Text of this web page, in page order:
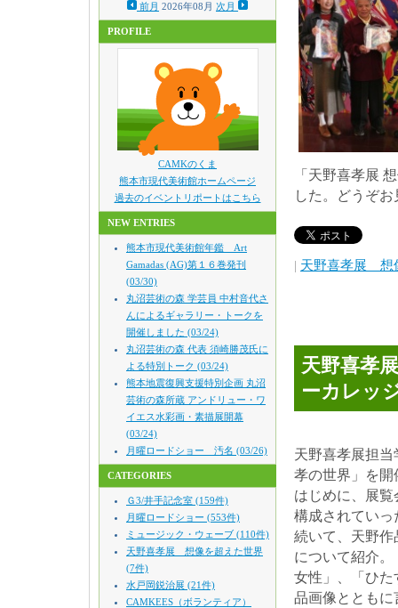
前月 2026年08月 次月
PROFILE
CAMKのくま
熊本市現代美術館ホームページ
過去のイベントリポートはこちら
NEW ENTRIES
熊本市現代美術館年鑑 Art
Gamadas (AG)第１６巻発刊
(03/30)
丸沼芸術の森 学芸員 中村音代さ
んによるギャラリー・トークを
開催しました (03/24)
丸沼芸術の森 代表 須崎勝茂氏に
よる特別トーク (03/24)
熊本地震復興支援特別企画 丸沼
芸術の森所蔵 アンドリュー・ワ
イエス水彩画・素描展開幕
(03/24)
月曜ロードショー 汚名 (03/26)
CATEGORIES
Ｇ3/井手記念室 (159件)
月曜ロードショー (553件)
ミュージック・ウェーブ (110件)
天野喜孝展 想像を超えた世界
(7件)
水戸岡鋭治展 (21件)
CAMKEES（ボランティア）
「天野喜孝展
した。どうぞ
| 天野喜孝展 想
天野喜孝
ーカレッ
天野喜孝展担
孝の世界」を開
はじめに、展
構成されてい
続いて、天野
について紹介
女性」、「ひ
品画像ととも